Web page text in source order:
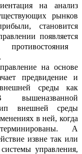
ация на анализ
рынков
становится
влении появляется
противостояния
вление на основе
предвидение и
среды как
В вышеназванной
внешней среды
хв ней, когда
ованы. А
извне так или
управления,